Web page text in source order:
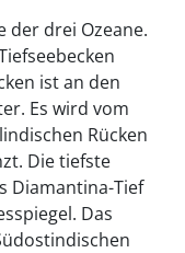
der drei Ozeane.
ist an den
Es wird vom
Rücken
Die tiefste
Diamantina-Tief
Das